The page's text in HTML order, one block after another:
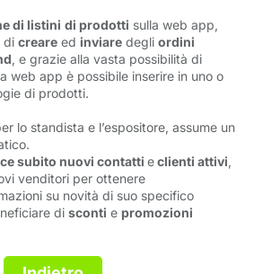
di listini di prodotti sulla web app,
di creare ed inviare degli ordini
, e grazie alla vasta possibilità di
web app è possibile inserire in uno o
di prodotti.
lo standista e l’espositore, assume un
subito nuovi contatti eclienti attivi,
venditori per ottenere
su novità di suo specifico
di sconti e promozioni